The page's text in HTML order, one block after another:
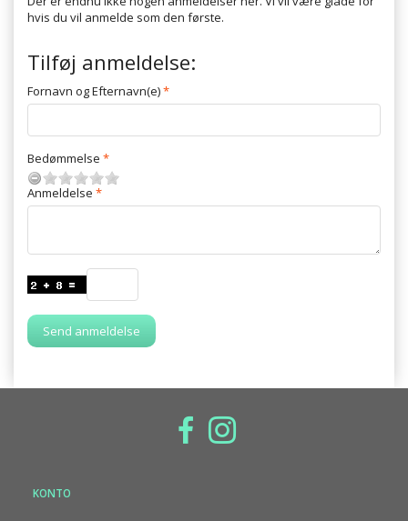
hvis du vil anmelde som den første.
Tilføj anmeldelse:
Fornavn og Efternavn(e)
Bedømmelse
Anmeldelse
Send anmeldelse
KONTO